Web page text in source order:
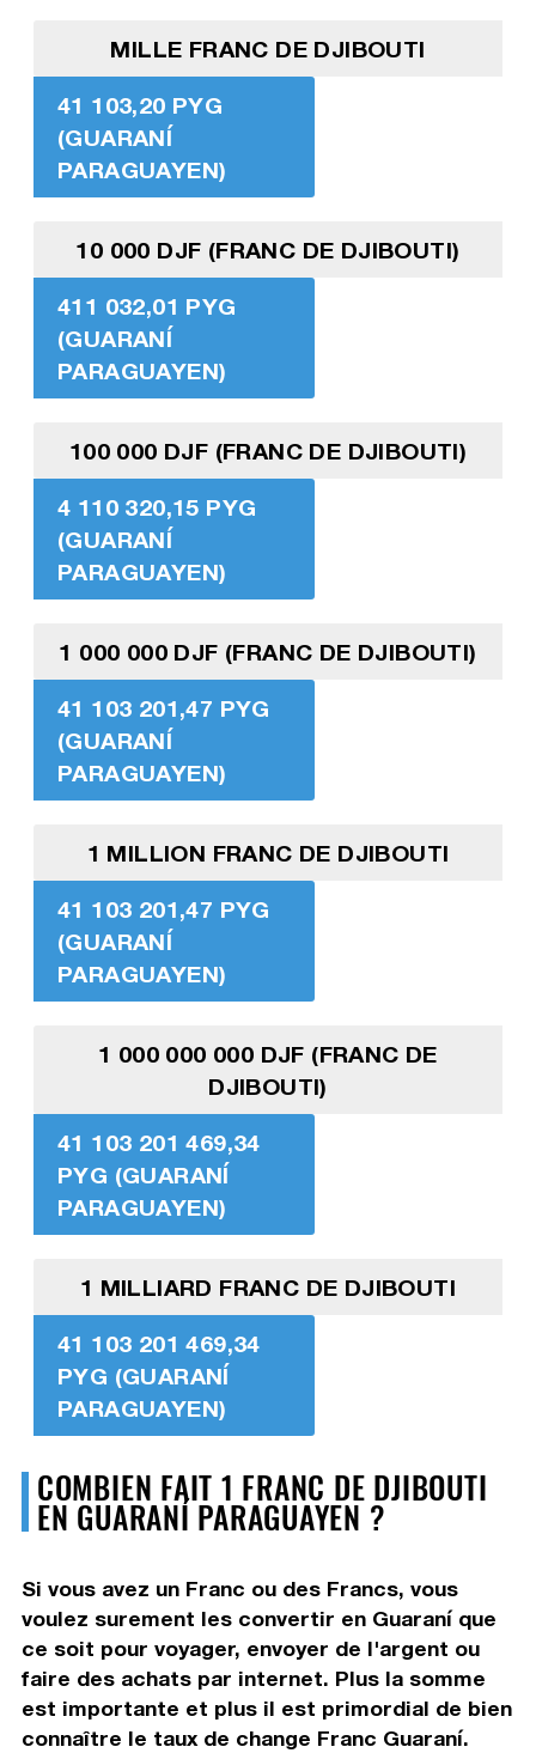
MILLE FRANC DE DJIBOUTI
41 103,20 PYG
(GUARANÍ
PARAGUAYEN)
10 000 DJF (FRANC DE DJIBOUTI)
411 032,01 PYG
(GUARANÍ
PARAGUAYEN)
100 000 DJF (FRANC DE DJIBOUTI)
4 110 320,15 PYG
(GUARANÍ
PARAGUAYEN)
1 000 000 DJF (FRANC DE DJIBOUTI)
41 103 201,47 PYG
(GUARANÍ
PARAGUAYEN)
1 MILLION FRANC DE DJIBOUTI
41 103 201,47 PYG
(GUARANÍ
PARAGUAYEN)
1 000 000 000 DJF (FRANC DE
DJIBOUTI)
41 103 201 469,34
PYG (GUARANÍ
PARAGUAYEN)
1 MILLIARD FRANC DE DJIBOUTI
41 103 201 469,34
PYG (GUARANÍ
PARAGUAYEN)
COMBIEN FAIT 1 FRANC DE DJIBOUTI
EN GUARANÍ PARAGUAYEN ?
Si vous avez un Franc ou des Francs, vous
voulez surement les convertir en Guaraní que
ce soit pour voyager, envoyer de l'argent ou
faire des achats par internet. Plus la somme
est importante et plus il est primordial de bien
connaître le taux de change Franc Guaraní.